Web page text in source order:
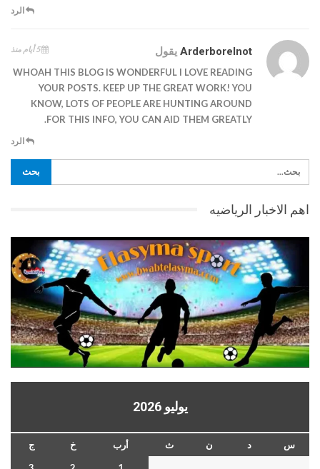
الرد
Arderborelnot يقول 5 أيام منذ
WHOAH THIS BLOG IS WONDERFUL I LOVE READING
YOUR POSTS. KEEP UP THE GREAT WORK! YOU
KNOW, LOTS OF PEOPLE ARE HUNTING AROUND
FOR THIS INFO, YOU CAN AID THEM GREATLY.
الرد
اهم الاخبار الرياضيه
يوليو 2026
س د ن ث أرب خ
ج